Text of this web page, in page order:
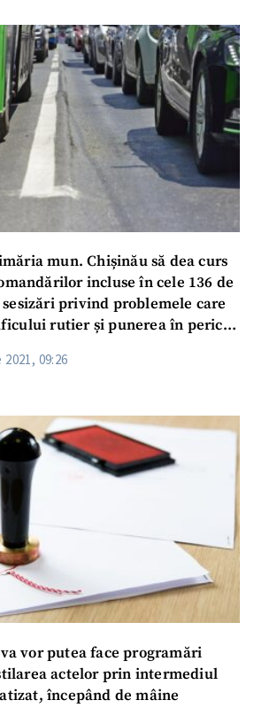
на русском
mun. Chișinău să dea curs
incluse în cele 136 de
privind problemele care
rutier și punerea în pericol
09:26
vor putea face programări
actelor prin intermediul
începând de mâine